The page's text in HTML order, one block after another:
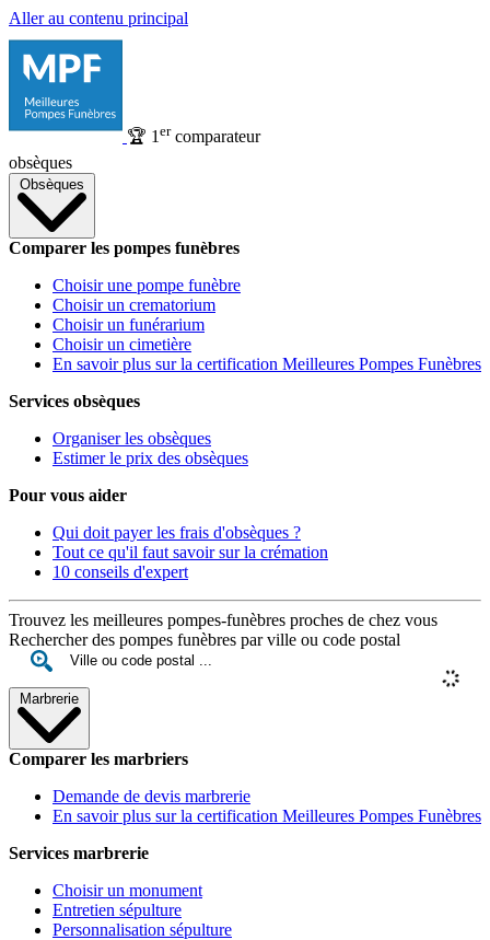
Aller au contenu principal
🏆 1 ercomparateur
obsèques
Obsèques
Comparer les pompes funèbres
Choisir une pompe funèbre
Choisir un crematorium
Choisir un funérarium
Choisir un cimetière
En savoir plus sur la certification Meilleures Pompes Funèbres
Services obsèques
Organiser les obsèques
Estimer le prix des obsèques
Pour vous aider
Qui doit payer les frais d'obsèques ?
Tout ce qu'il faut savoir sur la crémation
10 conseils d'expert
Trouvez les meilleures pompes-funèbres proches de chez vous
Rechercher des pompes funèbres par ville ou code postal
Marbrerie
Comparer les marbriers
Demande de devis marbrerie
En savoir plus sur la certification Meilleures Pompes Funèbres
Services marbrerie
Choisir un monument
Entretien sépulture
Personnalisation sépulture